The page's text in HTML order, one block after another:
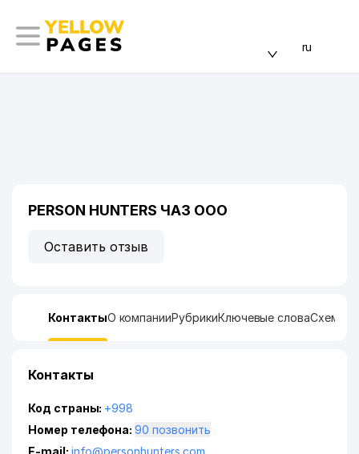
ru
PERSON HUNTERS ЧАЗ ООО
Оставить отзыв
КонтактыО компанииРубрикиКлючевые словаСхема
Контакты
Код страны: +998
Номер телефона:
90 позвонить
E-mail: info@personhunters.com